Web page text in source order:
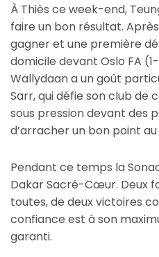
À Thiès ce week-end,
faire un bon résultat.
gagner et une première
domicile devant Oslo FA
Wallydaan a un goût
Sarr, qui défie son club de
sous pression devant des
d’arracher un bon point
Pendant ce temps la
Dakar Sacré-Cœur. Deux
toutes, de deux victoires
confiance est à son
garanti.